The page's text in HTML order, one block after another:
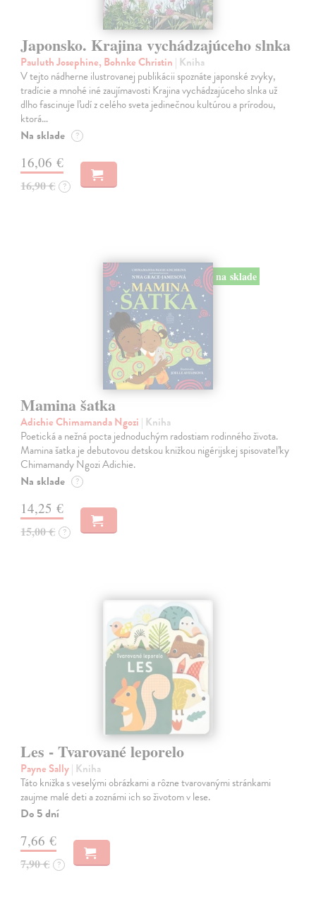
Japonsko. Krajina vychádzajúceho slnka
Pauluth Josephine, Bohnke Christin | Kniha
V tejto nádherne ilustrovanej publikácii spoznáte japonské zvyky,
tradície a mnohé iné zaujímavosti Krajina vychádzajúceho slnka už
dlho fascinuje ľudí z celého sveta jedinečnou kultúrou a prírodou,
ktorá…
Na sklade ?
16,06 €
16,90 € ?
na sklade
Mamina šatka
Adichie Chimamanda Ngozi | Kniha
Poetická a nežná pocta jednoduchým radostiam rodinného života.
Mamina šatka je debutovou detskou knižkou nigérijskej spisovateľky
Chimamandy Ngozi Adichie.
Na sklade ?
14,25 €
15,00 € ?
Les - Tvarované leporelo
Payne Sally| Kniha
Táto knižka s veselými obrázkami a rôzne tvarovanými stránkami
zaujme malé deti a zoznámi ich so životom v lese.
Do 5 dní
7,66 €
7,90 € ?